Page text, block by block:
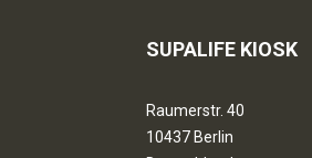
SUPALIFE KIOSK
Raumerstr. 40
10437 Berlin